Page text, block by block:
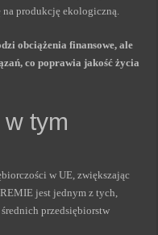
produkcję ekologiczną.
obciążenia finansowe, ale
co poprawia jakość życia
tym
w UE, zwiększając
jest jednym z tych,
przedsiębiorstw